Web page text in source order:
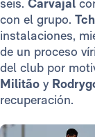
seis. Carvajal
con el grupo.
instalaciones,
de un proceso
del club por
Militão y
recuperación.